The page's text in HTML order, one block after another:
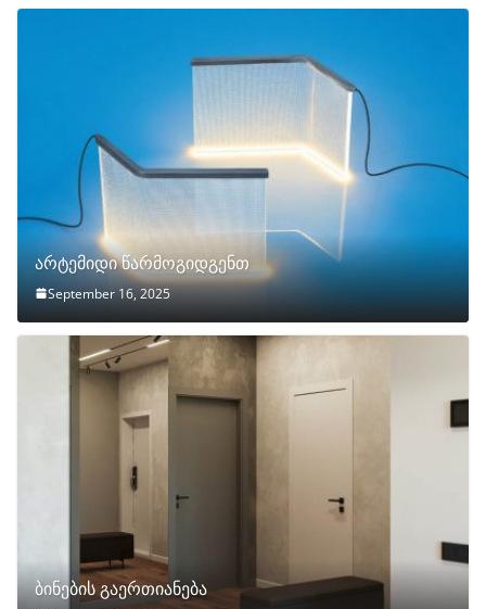
არტემიდი წარმოგიდგენთ
September 16, 2025
ბინების გაერთიანება